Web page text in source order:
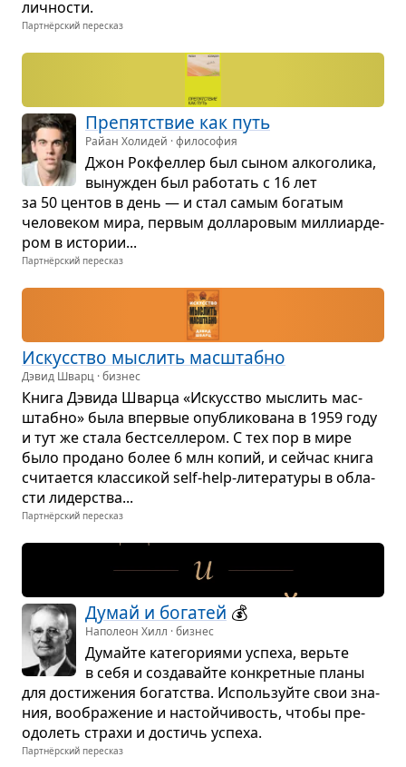
лич­но­сти.
Партнёрский пересказ
Пре­пят­ствие как путь
Райан Холидей · философия
Джон Рок­фел­лер был сыном алко­го­лика,
выну­жден был рабо­тать с 16 лет
за 50 цен­тов в день — и стал самым бога­тым
чело­ве­ком мира, пер­вым дол­ла­ро­вым мил­ли­ар­де­
ром в исто­рии...
Партнёрский пересказ
Искус­ство мыс­лить мас­штабно
Дэвид Шварц · бизнес
Книга Дэвида Шварца «Искус­ство мыс­лить мас­
штабно» была впер­вые опуб­ли­ко­вана в 1959 году
и тут же стала бест­сел­ле­ром. С тех пор в мире
было про­дано более 6 млн копий, и сейчас книга
счи­та­ется клас­си­кой self-help-лите­ра­туры в обла­
сти лидер­ства...
Партнёрский пересказ
Думай и бога­тей 💰
Наполеон Хилл · бизнес
Думайте кате­го­ри­ями успеха, верьте
в себя и созда­вайте кон­крет­ные планы
для дости­же­ния богат­ства. Исполь­зуйте свои зна­
ния, вооб­ра­же­ние и настой­чи­вость, чтобы пре­
одо­леть страхи и достичь успеха.
Партнёрский пересказ